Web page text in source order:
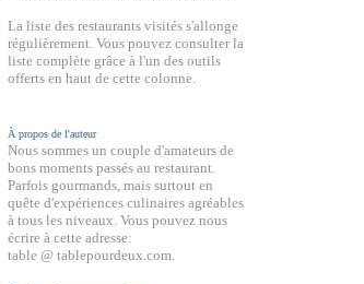
La liste des restaurants visités s'allonge
régulièrement. Vous pouvez consulter la
liste complète grâce à l'un des outils
offerts en haut de cette colonne.
À propos de l'auteur
Nous sommes un couple d'amateurs de
bons moments passés au restaurant.
Parfois gourmands, mais surtout en
quête d'expériences culinaires agréables
à tous les niveaux. Vous pouvez nous
écrire à cette adresse:
table @ tablepourdeux.com.